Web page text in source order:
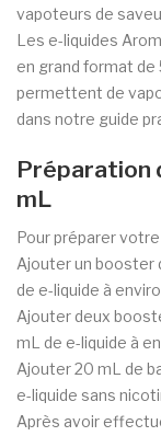
vapoteurs de
Les e-liquides
en grand format de
permettent de
dans notre guide
Préparation
mL
Pour préparer
Ajouter un booster
de e-liquide à
Ajouter deux
mL de e-liquide à
Ajouter 20 mL de
e-liquide sans
Après avoir